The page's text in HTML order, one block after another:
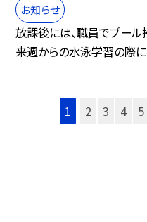
お知らせ
放課後には、職員でプール
来週からの水泳学習の際
1 2 3 4 5